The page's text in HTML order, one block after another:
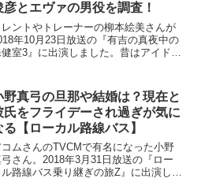
彦とエヴァの男役を調査！
レントやトレーナーの柳本絵美さんが
年10月23日放送の『有吉の真夜中の
室3』に出演しました。昔はアイドル
フターの画像を見ていきます。さらに
も調査。
野真弓の旦那や結婚は？現在と
氏をフライデーされ過ぎが気に
る【ローカル路線バス】
コムさんのTVCMで有名になった小野
さん。2018年3月31日放送の『ロー
ル路線バス乗り継ぎの旅Z』に出演しま